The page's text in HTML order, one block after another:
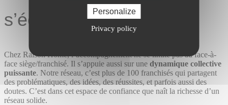
Personalize
Privacy policy
s’écoute, qui évolue
Chez Raison Home, l’accompagnement ne se limite pas au face-à-
face siège/franchisé. Il s’appuie aussi sur une dynamique collective
puissante. Notre réseau, c’est plus de 100 franchisés qui partagent
des problématiques, des idées, des réussites, et parfois aussi des
doutes. C’est dans cet espace de confiance que naît la richesse d’un
réseau solide.